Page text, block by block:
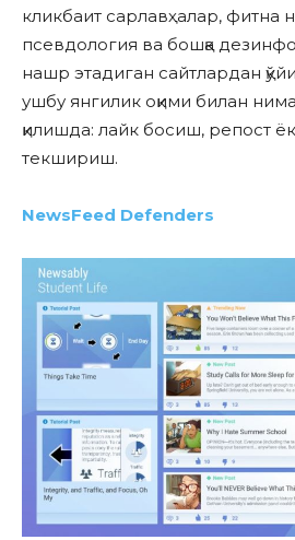
кликбаит сарлавҳалар, фитна
псевдология ва бошқа
нашр этадиган сайтлардан
ушбу янгилик оқими билан
қилишда: лайк босиш, репост
текшириш.
NewsFeed Defenders